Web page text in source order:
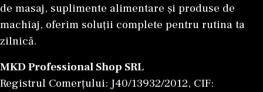
de masaj, suplimente alimentare și produse de
machiaj, oferim soluții complete pentru rutina ta
zilnică.
MKD Professional Shop SRL
Registrul Comerțului: J40/13932/2012, CIF: